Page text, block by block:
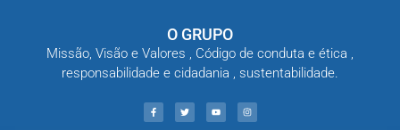
O GRUPO
Missão, Visão e Valores , Código de conduta e ética ,
responsabilidade e cidadania , sustentabilidade.